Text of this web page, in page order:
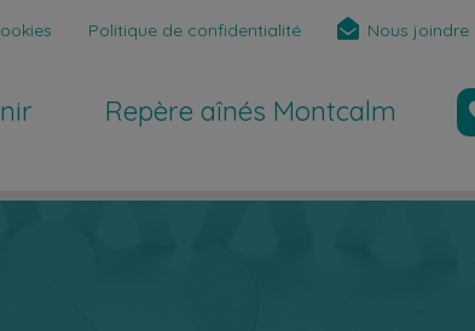
Politique de confidentialité Nous joindre
Repère aînés Montcalm